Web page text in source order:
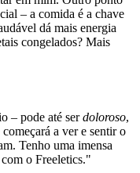
– a comida é a chave
dá mais energia
congelados? Mais
– pode até serdoloroso,
a ver e sentir o
Tenho uma imensa
o Freeletics."